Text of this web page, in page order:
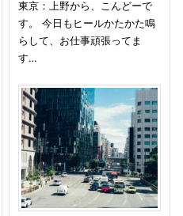
東京：上野から、こんどーで
す。 今日もヒールかたかた鳴
らして、お仕事頑張ってま
す…